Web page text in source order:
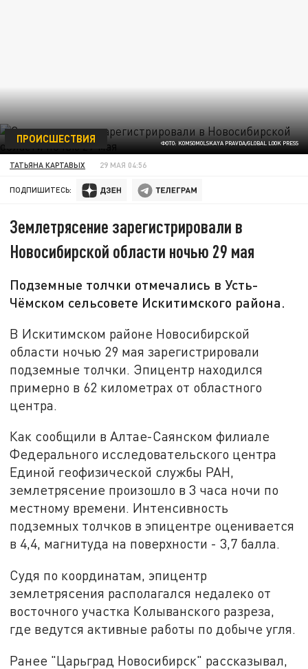
ФОТО: KOMSOMOLSKAYA PRAVDA/GLOBAL LOOK PRESS
ПРОИСШЕСТВИЯ
ТАТЬЯНА КАРТАВЫХ 29 МАЯ 04:56
ПОДПИШИТЕСЬ:
Землетрясение зарегистрировали в
Новосибирской области ночью 29 мая
Подземные толчки отмечались в Усть-
Чёмском сельсовете Искитимского района.
В Искитимском районе Новосибирской
области ночью 29 мая зарегистрировали
подземные толчки. Эпицентр находился
примерно в 62 километрах от областного
центра.
Как сообщили в Алтае-Саянском филиале
Федерального исследовательского центра
Единой геофизической службы РАН,
землетрясение произошло в 3 часа ночи по
местному времени. Интенсивность
подземных толчков в эпицентре оценивается
в 4,4, магнитуда на поверхности - 3,7 балла.
Судя по координатам, эпицентр
землетрясения располагался недалеко от
восточного участка Колыванского разреза,
где ведутся активные работы по добыче угля.
Ранее "Царьград Новосибирск" рассказывал,